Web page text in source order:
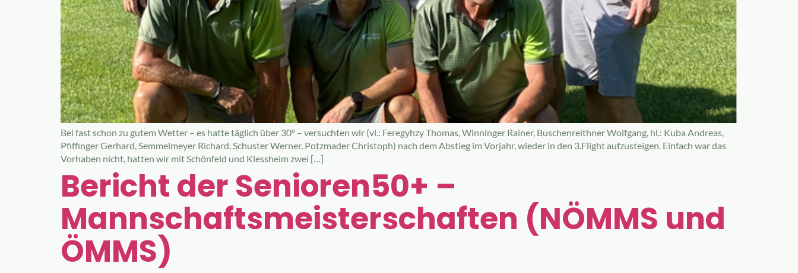
Bei fast schon zu gutem Wetter – es hatte täglich über 30° – versuchten wir (vl.: Feregyhzy Thomas, Winninger Rainer, Buschenreithner Wolfgang, hl.: Kuba Andreas,
Pfiffinger Gerhard, Semmelmeyer Richard, Schuster Werner, Potzmader Christoph) nach dem Abstieg im Vorjahr, wieder in den 3.Flight aufzusteigen. Einfach war das
Vorhaben nicht, hatten wir mit Schönfeld und Klessheim zwei […]
Bericht der Senioren50+ –
Mannschaftsmeisterschaften (NÖMMS und
ÖMMS)